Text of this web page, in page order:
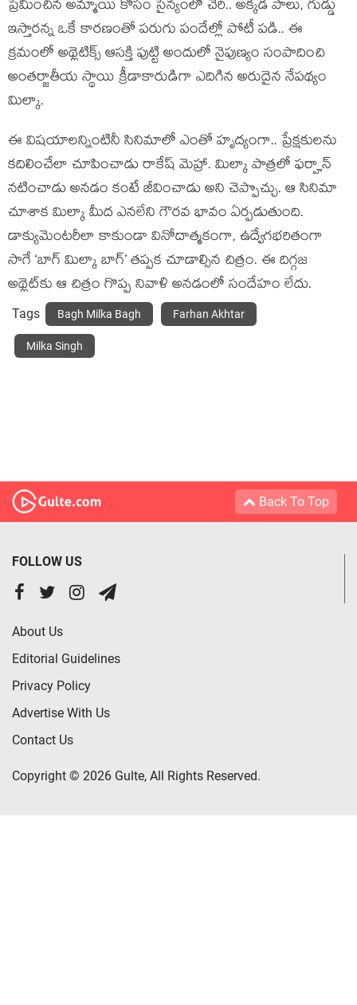
ప్రేమించిన అమ్మాయి కోసం సైన్యంలో చేరి.. అక్కడ పాలు, గుడ్డు
ఇస్తారన్న ఒకే కారణంతో పరుగు పందేల్లో పోటీ పడి.. ఈ
క్రమంలో అథ్లెటిక్స్ ఆసక్తి పుట్టి అందులో నైపుణ్యం సంపాదించి
అంతర్జాతీయ స్థాయి క్రీడాకారుడిగా ఎదిగిన అరుదైన నేపథ్యం
మిల్కా.
ఈ విషయాలన్నింటినీ సినిమాలో ఎంతో హృద్యంగా.. ప్రేక్షకులను
కదిలించేలా చూపించాడు రాకేష్ మెహ్రా. మిల్కా పాత్రలో ఫర్హాన్
నటించాడు అనడం కంటే జీవించాడు అని చెప్పొచ్చు. ఆ సినిమా
చూశాక మిల్కా మీద ఎనలేని గౌరవ భావం ఏర్పడుతుంది.
డాక్యుమెంటరీలా కాకుండా వినోదాత్మకంగా, ఉద్వేగభరితంగా
సాగే ‘బాగ్ మిల్కా బాగ్’ తప్పక చూడాల్సిన చిత్రం. ఈ దిగ్గజ
అథ్లెట్‌కు ఆ చిత్రం గొప్ప నివాళి అనడంలో సందేహం లేదు.
Tags Bagh Milka Bagh Farhan Akhtar
Milka Singh
Back To Top
FOLLOW US
About Us
Editorial Guidelines
Privacy Policy
Advertise With Us
Contact Us
Copyright © 2026 Gulte, All Rights Reserved.